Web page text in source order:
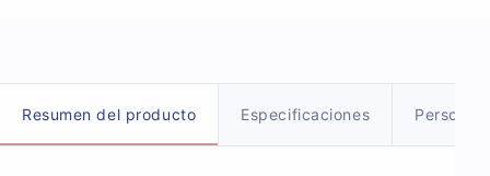
Detalles del producto
Resumen del producto Especificaciones